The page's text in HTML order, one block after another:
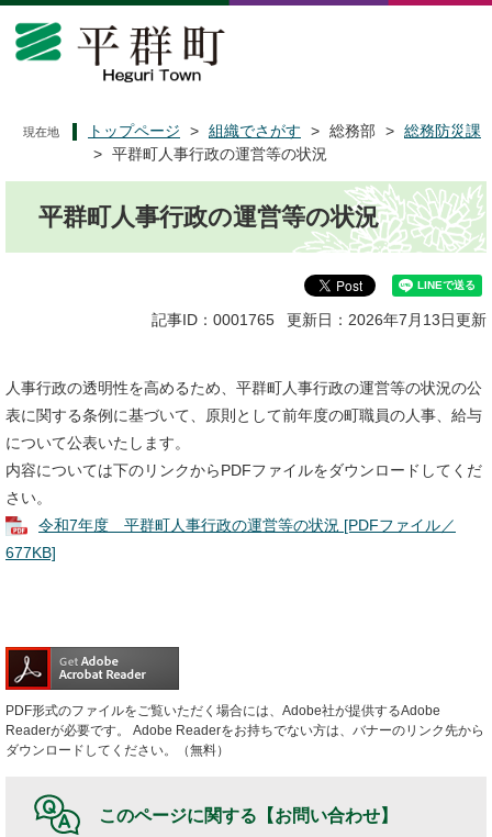
ペ
メ
現在地 トップページ > 組織でさがす > 総務部 > 総務防災課
> 平群町人事行政の運営等の状況
平群町人事行政の運営等の状況
記事ID：0001765 更新日：2026年7月13日更新
人事行政の透明性を高めるため、平群町人事行政の運営等の状況の公
表に関する条例に基づいて、原則として前年度の町職員の人事、給与
について公表いたします。
内容については下のリンクからPDFファイルをダウンロードしてくだ
さい。
令和7年度 平群町人事行政の運営等の状況 [PDFファイル／
677KB]
PDF形式のファイルをご覧いただく場合には、Adobe社が提供するAdobe
Readerが必要です。
Adobe Readerをお持ちでない方は、バナーのリンク先から
ダウンロードしてください。（無料）
このページに関する 【お問い合わせ】